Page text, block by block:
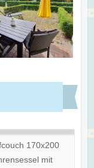
170x200
mit